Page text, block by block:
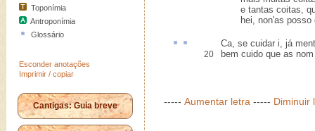
Toponímia
Antroponímia
Glossário
Esconder anotações
Imprimir / copiar
Cantigas: Guia breve
e tantas coitas,
hei, non'as posso
Ca, se cuidar i, já
20 bem cuido que as
----- Aumentar letra ----- Diminuir